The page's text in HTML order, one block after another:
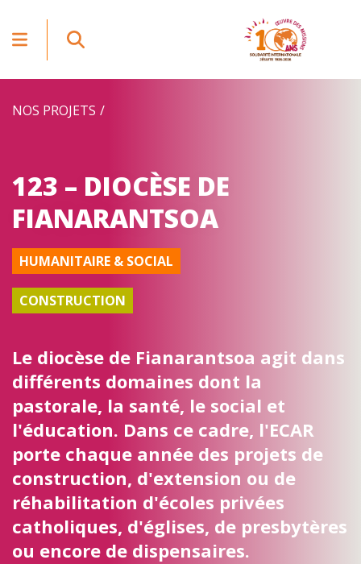
NOS PROJETS
123 – DIOCÈSE DE
FIANARANTSOA
HUMANITAIRE & SOCIAL
CONSTRUCTION
Le diocèse de Fianarantsoa agit dans
différents domaines dont la
pastorale, la santé, le social et
l'éducation. Dans ce cadre, l'ECAR
porte chaque année des projets de
construction, d'extension ou de
réhabilitation d'écoles privées
catholiques, d'églises, de presbytères
ou encore de dispensaires.